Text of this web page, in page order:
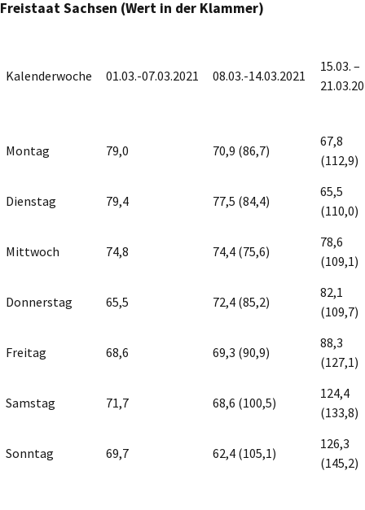
Freistaat Sachsen (Wert in der Klammer)
Kalenderwoche 01.03.-07.03.2021 08.03.-14.03.2021
15.03. –
Montag 79,0 70,9 (86,7)
67,8
(112,9)
Dienstag 79,4 77,5 (84,4)
65,5
(110,0)
Mittwoch 74,8 74,4 (75,6)
78,6
(109,1)
Donnerstag 65,5 72,4 (85,2)
82,1
(109,7)
Freitag 68,6 69,3 (90,9)
88,3
(127,1)
Samstag 71,7 68,6 (100,5)
124,4
(133,8)
Sonntag 69,7 62,4 (105,1)
126,3
(145,2)